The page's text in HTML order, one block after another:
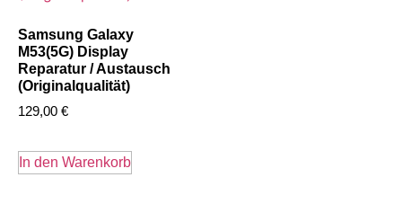
Samsung Galaxy
M53(5G) Display
Reparatur / Austausch
(Originalqualität)
129,00 €
In den Warenkorb